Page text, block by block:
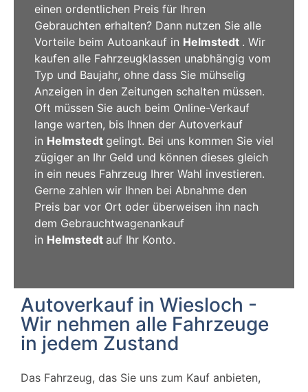
einen ordentlichen Preis für Ihren
Gebrauchten erhalten? Dann nutzen Sie alle
Vorteile beim Autoankauf in Helmstedt . Wir
kaufen alle Fahrzeugklassen unabhängig vom
Typ und Baujahr, ohne dass Sie mühselig
Anzeigen in den Zeitungen schalten müssen.
Oft müssen Sie auch beim Online-Verkauf
lange warten, bis Ihnen der Autoverkauf
in Helmstedt gelingt. Bei uns kommen Sie viel
zügiger an Ihr Geld und können dieses gleich
in ein neues Fahrzeug Ihrer Wahl investieren.
Gerne zahlen wir Ihnen bei Abnahme den
Preis bar vor Ort oder überweisen ihn nach
dem Gebrauchtwagenankauf
in Helmstedt auf Ihr Konto.
Autoverkauf in Wiesloch -
Wir nehmen alle Fahrzeuge
in jedem Zustand
Das Fahrzeug, das Sie uns zum Kauf anbieten,